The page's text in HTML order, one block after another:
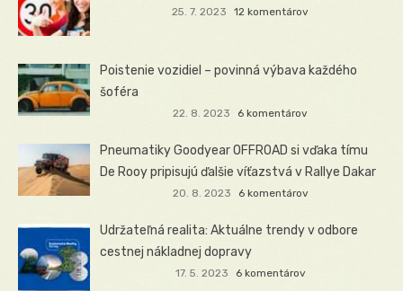
25. 7. 2023 12 komentárov
Poistenie vozidiel – povinná výbava každého
šoféra
22. 8. 2023 6 komentárov
Pneumatiky Goodyear OFFROAD si vďaka tímu
De Rooy pripisujú ďalšie víťazstvá v Rallye Dakar
20. 8. 2023 6 komentárov
Udržateľná realita: Aktuálne trendy v odbore
cestnej nákladnej dopravy
17. 5. 2023 6 komentárov